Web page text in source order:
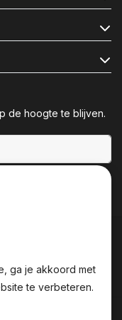
de hoogte te blijven.
ga je akkoord met
te verbeteren.